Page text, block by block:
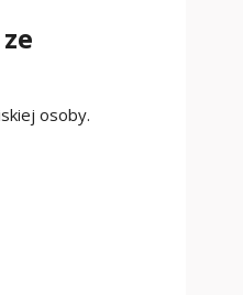
osoby.